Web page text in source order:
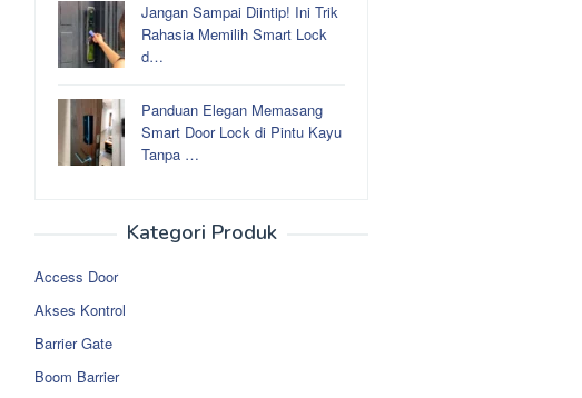
Jangan Sampai Diintip! Ini Trik
Rahasia Memilih Smart Lock
d…
Panduan Elegan Memasang
Smart Door Lock di Pintu Kayu
Tanpa …
Kategori Produk
Access Door
Akses Kontrol
Barrier Gate
Boom Barrier